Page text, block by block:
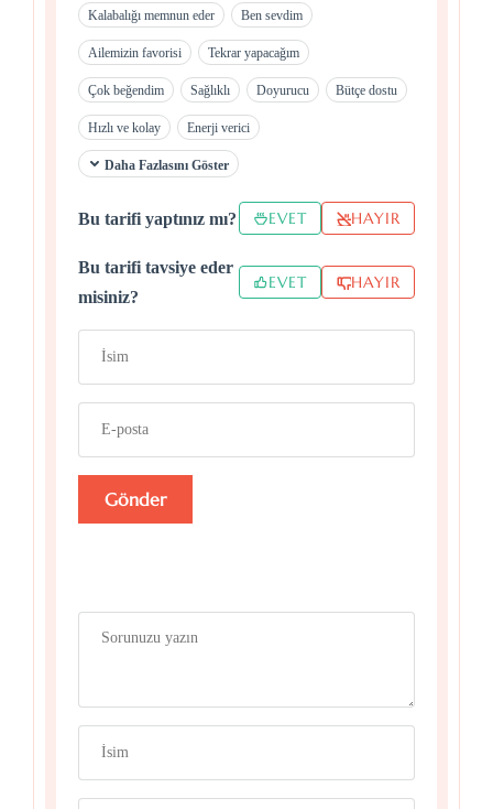
Kalabalığı memnun eder Ben sevdim
Ailemizin favorisi Tekrar yapacağım
Çok beğendim Sağlıklı Doyurucu Bütçe dostu
Hızlı ve kolay Enerji verici
Daha Fazlasını Göster
Bu tarifi yaptınız mı? EVET HAYIR
Bu tarifi tavsiye eder
misiniz?
EVET HAYIR